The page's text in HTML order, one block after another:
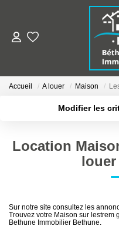
Qui
Accueil A louer Maison
Modifier les
Type de bien
Créer une alerte
Location
louer
Sur notre site consultez les
Trouvez votre Maison sur lestrem
Bethune Immobilier Bethune.